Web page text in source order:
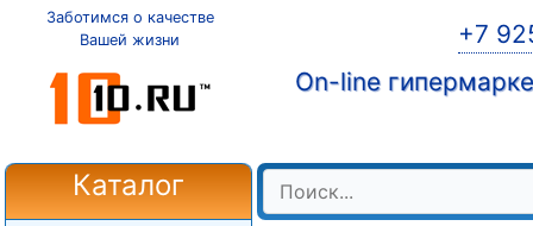
Заботимся о качестве
Вашей жизни
+7
On-line
Каталог